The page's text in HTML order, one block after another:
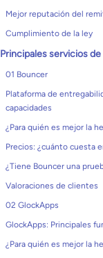
Mejor reputación del
Cumplimiento de la ley
Principales servicios
01 Bouncer
Plataforma de
capacidades
¿Para quién es mejor la
Precios: ¿cuánto cuesta
¿Tiene Bouncer una
Valoraciones de clientes
02 GlockApps
GlockApps: Principales
¿Para quién es mejor la